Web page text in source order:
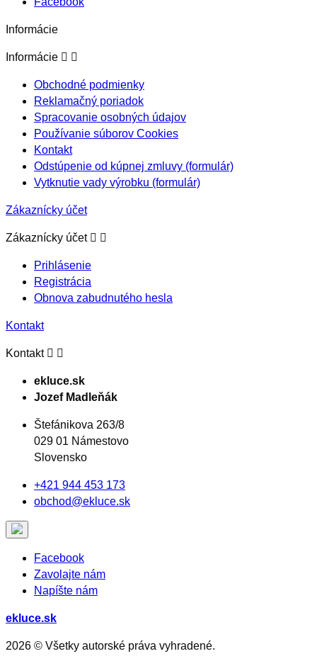
Informácie
Informácie  
Obchodné podmienky
Reklamačný poriadok
Spracovanie osobných údajov
Používanie súborov Cookies
Kontakt
Odstúpenie od kúpnej zmluvy (formulár)
Vytknutie vady výrobku (formulár)
Zákaznícky účet
Zákaznícky účet  
Prihlásenie
Registrácia
Obnova zabudnutého hesla
Kontakt
Kontakt  
ekluce.sk
Jozef Madleňák
Štefánikova 263/8
029 01 Námestovo
Slovensko
+421 944 453 173
obchod@ekluce.sk
Facebook
Zavolajte nám
Napíšte nám
ekluce.sk
2026 © Všetky autorské práva vyhradené.